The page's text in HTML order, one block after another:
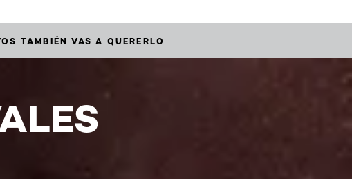
TAMBIÉN VAS A QUERERLO